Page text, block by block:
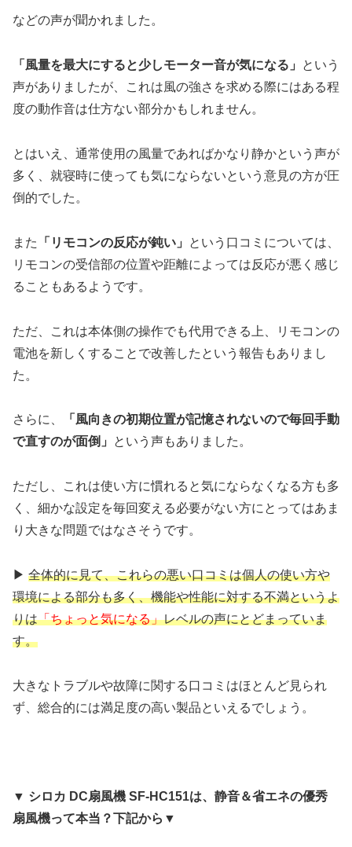
などの声が聞かれました。
「風量を最大にすると少しモーター音が気になる」
という
声がありましたが、これは風の強さを求める際にはある程
度の動作音は仕方ない部分かもしれません。
とはいえ、通常使用の風量であればかなり静かという声が
多く、就寝時に使っても気にならないという意見の方が圧
倒的でした。
また 「リモコンの反応が鈍い」
という口コミについては、
リモコンの受信部の位置や距離によっては反応が悪く感じ
ることもあるようです。
ただ、これは本体側の操作でも代用できる上、リモコンの
電池を新しくすることで改善したという報告もありまし
た。
さらに、
「風向きの初期位置が記憶されないので毎回手動
で直すのが面倒」
という声もありました。
ただし、これは使い方に慣れると気にならなくなる方も多
く、細かな設定を毎回変える必要がない方にとってはあま
り大きな問題ではなさそうです。
▶ 全体的に見て、これらの悪い口コミは個人の使い方や
環境による部分も多く、機能や性能に対する不満というよ
りは「ちょっと気になる」レベルの声にとどまっていま
す。
大きなトラブルや故障に関する口コミはほとんど見られ
ず、総合的には満足度の高い製品といえるでしょう。
▼ シロカ DC扇風機 SF-HC151は、静音＆省エネの優秀
扇風機って本当？下記から▼